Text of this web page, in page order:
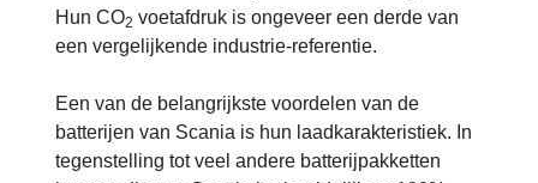
Hun CO2 voetafdruk is ongeveer een derde van
een vergelijkende industrie-referentie.
Een van de belangrijkste voordelen van de
batterijen van Scania is hun laadkarakteristiek. In
tegenstelling tot veel andere batterijpakketten